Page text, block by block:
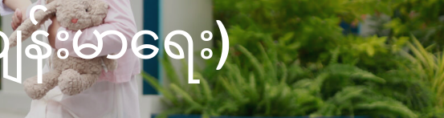
and continuing health care from prenatal
stages, coordinating with specialists as
Pu Clinic
Primary Care Facility Inaugurated in Yangon for
Families
မာရေး)